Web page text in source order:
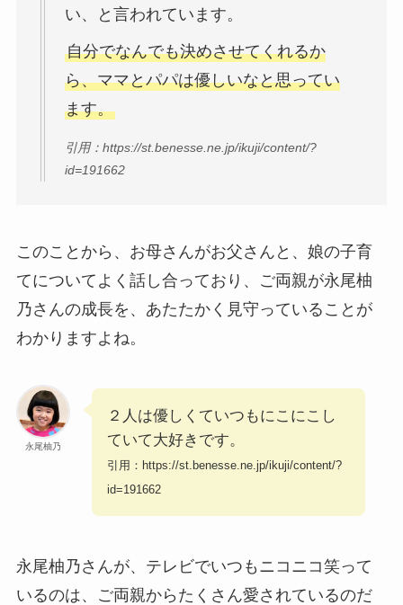
い、と言われています。
自分でなんでも決めさせてくれるか
ら、ママとパパは優しいなと思ってい
ます。
引用：https://st.benesse.ne.jp/ikuji/content/?
id=191662
このことから、お母さんがお父さんと、娘の子育
てについてよく話し合っており、ご両親が永尾柚
乃さんの成長を、あたたかく見守っていることが
わかりますよね。
永尾柚乃
２人は優しくていつもにこにこし
ていて大好きです。
引用：https://st.benesse.ne.jp/ikuji/content/?
id=191662
永尾柚乃さんが、テレビでいつもニコニコ笑って
いるのは、ご両親からたくさん愛されているのだ